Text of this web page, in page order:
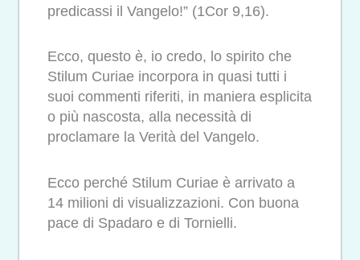
predicassi il Vangelo!” (1Cor 9,16).
Ecco, questo è, io credo, lo spirito che
Stilum Curiae incorpora in quasi tutti i
suoi commenti riferiti, in maniera esplicita
o più nascosta, alla necessità di
proclamare la Verità del Vangelo.
Ecco perché Stilum Curiae è arrivato a
14 milioni di visualizzazioni. Con buona
pace di Spadaro e di Tornielli.